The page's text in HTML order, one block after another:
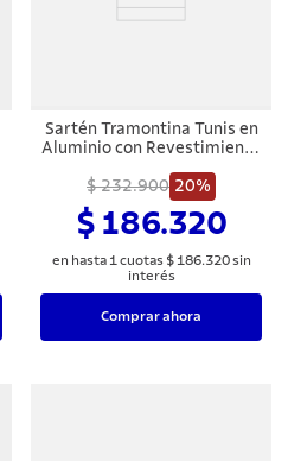
Sartén Tramontina Tunis en
Aluminio con Revestimiento
Siliconado Rosa Trufado 24
cm 1,6 L
$ 232.900 20%
$ 186.320
en hasta 1 cuotas $ 186.320sin
interés
Comprar ahora